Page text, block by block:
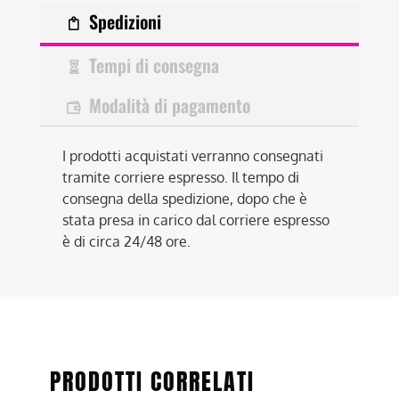
Spedizioni
Tempi di consegna
Modalità di pagamento
I prodotti acquistati verranno consegnati
tramite corriere espresso. Il tempo di
consegna della spedizione, dopo che è
stata presa in carico dal corriere espresso
è di circa 24/48 ore.
PRODOTTI CORRELATI